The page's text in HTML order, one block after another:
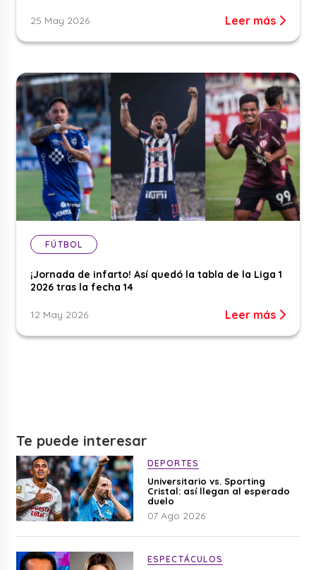
25 May 2026 Leer más
FÚTBOL
¡Jornada de infarto! Así quedó la tabla de la Liga 1
2026 tras la fecha 14
12 May 2026 Leer más
Te puede interesar
DEPORTES
Universitario vs. Sporting
Cristal: así llegan al esperado
duelo
07 Ago 2026
ESPECTÁCULOS